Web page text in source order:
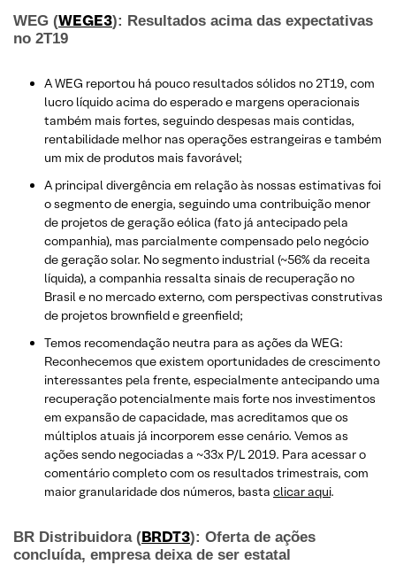
WEG (WEGE3): Resultados acima das expectativas
no 2T19
A WEG reportou há pouco resultados sólidos no 2T19, com
lucro líquido acima do esperado e margens operacionais
também mais fortes, seguindo despesas mais contidas,
rentabilidade melhor nas operações estrangeiras e também
um mix de produtos mais favorável;
A principal divergência em relação às nossas estimativas foi
o segmento de energia, seguindo uma contribuição menor
de projetos de geração eólica (fato já antecipado pela
companhia), mas parcialmente compensado pelo negócio
de geração solar. No segmento industrial (~56% da receita
líquida), a companhia ressalta sinais de recuperação no
Brasil e no mercado externo, com perspectivas construtivas
de projetos brownfield e greenfield;
Temos recomendação neutra para as ações da WEG:
Reconhecemos que existem oportunidades de crescimento
interessantes pela frente, especialmente antecipando uma
recuperação potencialmente mais forte nos investimentos
em expansão de capacidade, mas acreditamos que os
múltiplos atuais já incorporem esse cenário. Vemos as
ações sendo negociadas a ~33x P/L 2019. Para acessar o
comentário completo com os resultados trimestrais, com
maior granularidade dos números, basta clicar aqui.
BR Distribuidora (BRDT3): Oferta de ações
concluída, empresa deixa de ser estatal